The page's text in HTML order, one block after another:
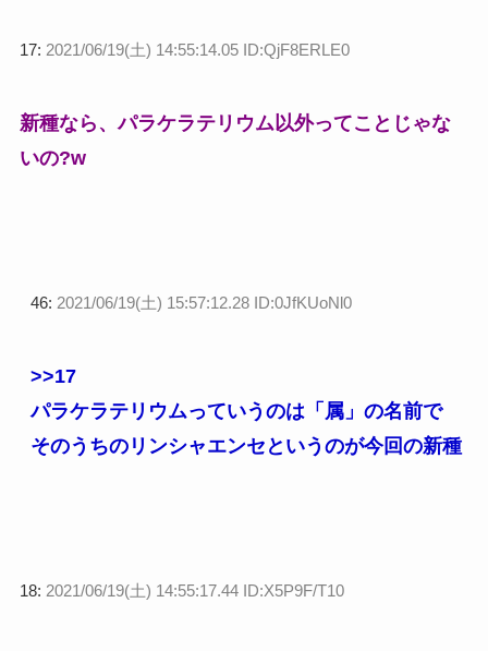
17: 2021/06/19(土) 14:55:14.05 ID:QjF8ERLE0
新種なら、パラケラテリウム以外ってことじゃな
いの?w
46: 2021/06/19(土) 15:57:12.28 ID:0JfKUoNl0
>>17
パラケラテリウムっていうのは「属」の名前で
そのうちのリンシャエンセというのが今回の新種
18: 2021/06/19(土) 14:55:17.44 ID:X5P9F/T10